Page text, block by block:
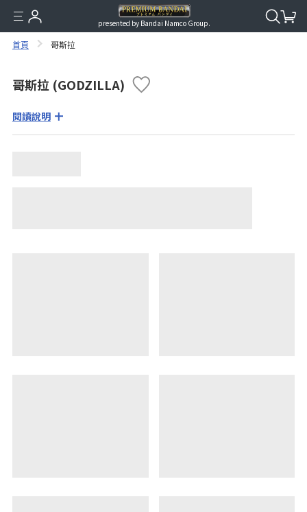
presented by Bandai Namco Group.
首頁 哥斯拉
哥斯拉 (GODZILLA)
閱讀說明